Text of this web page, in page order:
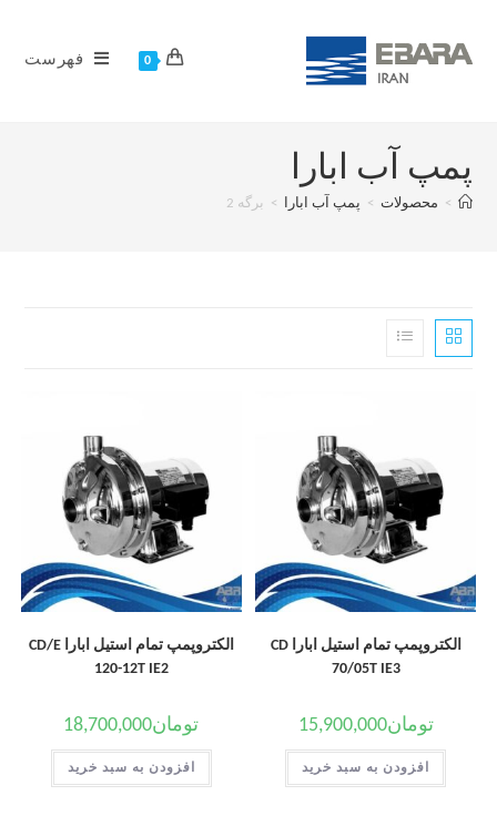
0 فهرست
پمپ آب ابارا
> محصولات > پمپ آب ابارا > برگه 2
الکتروپمپ تمام استیل ابارا CD
70/05T IE3
تومان15,900,000
افزودن به سبد خرید
الکتروپمپ تمام استیل ابارا CD/E
120-12T IE2
تومان18,700,000
افزودن به سبد خرید